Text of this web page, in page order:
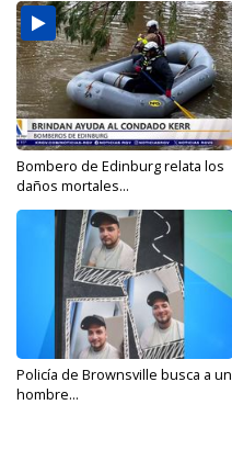
Bombero de Edinburg relata los
daños mortales...
Policía de Brownsville busca a un
hombre...